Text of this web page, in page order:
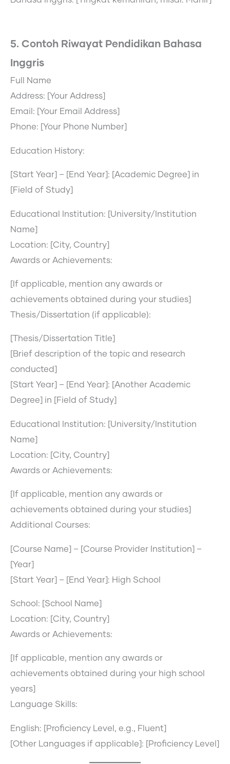
5. Contoh Riwayat Pendidikan Bahasa
Inggris
Full Name
Address: [Your Address]
Email: [Your Email Address]
Phone: [Your Phone Number]
Education History:
[Start Year] – [End Year]: [Academic Degree] in
[Field of Study]
Educational Institution: [University/Institution
Name]
Location: [City, Country]
Awards or Achievements:
[If applicable, mention any awards or
achievements obtained during your studies]
Thesis/Dissertation (if applicable):
[Thesis/Dissertation Title]
[Brief description of the topic and research
conducted]
[Start Year] – [End Year]: [Another Academic
Degree] in [Field of Study]
Educational Institution: [University/Institution
Name]
Location: [City, Country]
Awards or Achievements:
[If applicable, mention any awards or
achievements obtained during your studies]
Additional Courses:
[Course Name] – [Course Provider Institution] –
[Year]
[Start Year] – [End Year]: High School
School: [School Name]
Location: [City, Country]
Awards or Achievements:
[If applicable, mention any awards or
achievements obtained during your high school
years]
Language Skills:
English: [Proficiency Level, e.g., Fluent]
[Other Languages if applicable]: [Proficiency Level]